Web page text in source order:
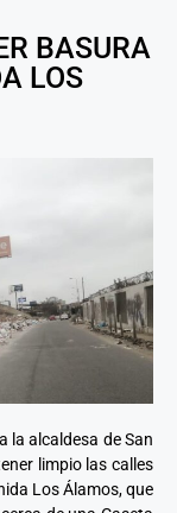
BASURA
LOS
la alcaldesa de San
limpio las calles
Los Álamos, que